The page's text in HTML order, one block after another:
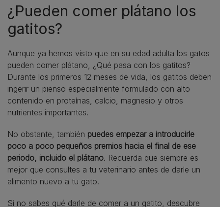
¿Pueden comer plátano los
gatitos?
Aunque ya hemos visto que en su edad adulta los gatos
pueden comer plátano, ¿Qué pasa con los gatitos?
Durante los primeros 12 meses de vida, los gatitos deben
ingerir un pienso especialmente formulado con alto
contenido en proteínas, calcio, magnesio y otros
nutrientes importantes.
No obstante, también puedes empezar a introducirle
poco a poco pequeños premios hacia el final de ese
periodo, incluido el plátano. Recuerda que siempre es
mejor que consultes a tu veterinario antes de darle un
alimento nuevo a tu gato.
Si no sabes qué darle de comer a un gatito , descubre